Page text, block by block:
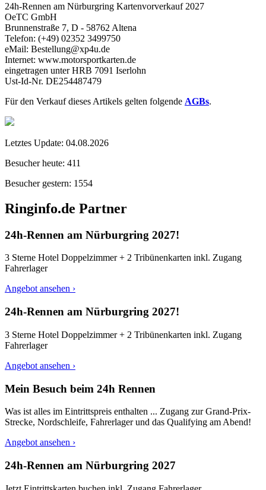
24h-Rennen am Nürburgring Kartenvorverkauf 2027
OeTC GmbH
Brunnenstraße 7, D - 58762 Altena
Telefon: (+49) 02352 3499750
eMail: Bestellung@xp4u.de
Internet: www.motorsportkarten.de
eingetragen unter HRB 7091 Iserlohn
Ust-Id-Nr. DE254487479
Für den Verkauf dieses Artikels gelten folgende AGBs.
Letztes Update: 04.08.2026
Besucher heute: 411
Besucher gestern: 1554
Ringinfo.de Partner
24h-Rennen am Nürburgring 2027!
3 Sterne Hotel Doppelzimmer + 2 Tribünenkarten inkl. Zugang
Fahrerlager
Angebot ansehen ›
24h-Rennen am Nürburgring 2027!
3 Sterne Hotel Doppelzimmer + 2 Tribünenkarten inkl. Zugang
Fahrerlager
Angebot ansehen ›
Mein Besuch beim 24h Rennen
Was ist alles im Eintrittspreis enthalten ... Zugang zur Grand-Prix-
Strecke, Nordschleife, Fahrerlager und das Qualifying am Abend!
Angebot ansehen ›
24h-Rennen am Nürburgring 2027